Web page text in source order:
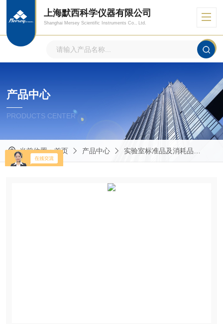
上海默西科学仪器有限公司
Shanghai Mersey Scientific Instruments Co., Ltd.
产品中心
PRODUCTS CENTER
当前位置：首页 产品中心 实验室标准品及消耗品